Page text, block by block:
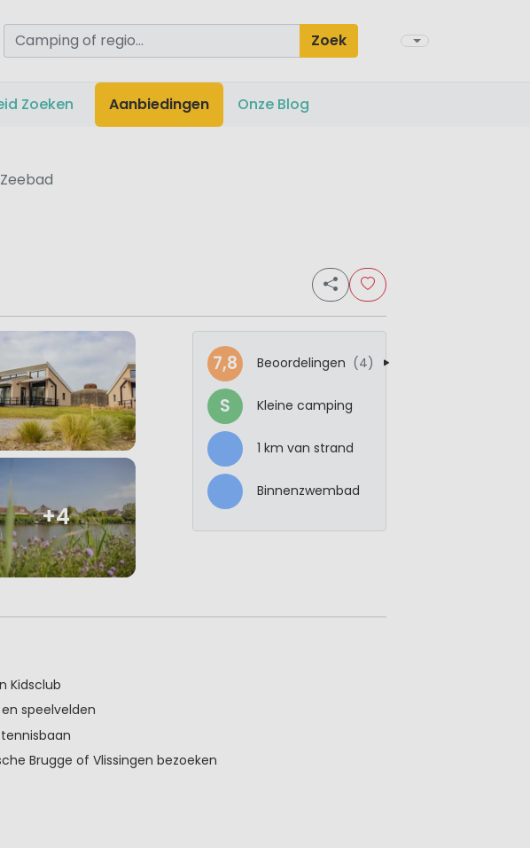
Zoek
Zoeken Aanbiedingen Onze Blog
Zeebad
+4
7,8 Beoordelingen (4)
S Kleine camping
1 km van strand
Binnenzwembad
Kidsclub
speelvelden
Brugge of Vlissingen bezoeken